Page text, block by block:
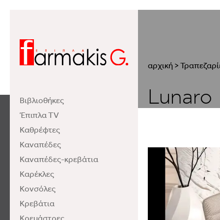
Βιβλιοθήκες
Έπιπλα TV
Καθρέφτες
Καναπέδες
Καναπέδες-κρεβάτια
Καρέκλες
Κονσόλες
Κρεβάτια
αρχική>
Lunaro